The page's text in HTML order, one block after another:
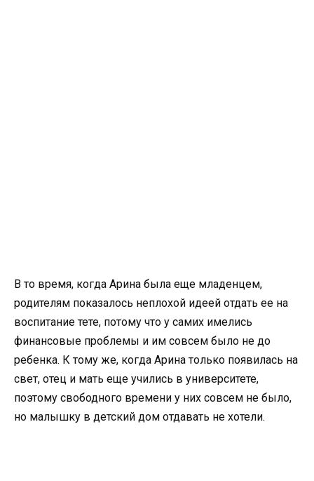
В то время, когда Арина была еще младенцем,
родителям показалось неплохой идеей отдать ее на
воспитание тете, потому что у самих имелись
финансовые проблемы и им совсем было не до
ребенка. К тому же, когда Арина только появилась на
свет, отец и мать еще учились в университете,
поэтому свободного времени у них совсем не было,
но малышку в детский дом отдавать не хотели.